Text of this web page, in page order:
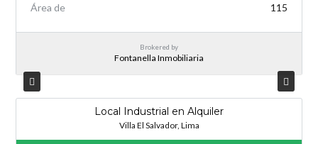
Área de
115
Brokered by
Fontanella Inmobiliaria
Local Industrial en Alquiler
Villa El Salvador, Lima